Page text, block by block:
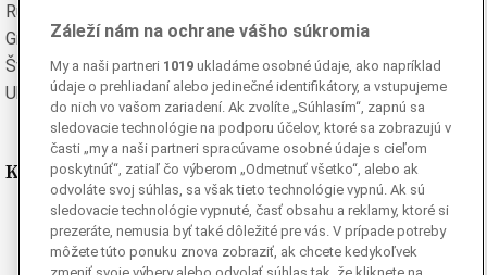
Rumunská
Grécka
Španielska
Švédska
Turecká
Ukrajinská
Vietnamská
Kde nás nájdete
Facebook
Instagram
Záleží nám na ochrane vášho súkromia
My a naši partneri 1019 ukladáme osobné údaje, ako napríklad
údaje o prehliadaní alebo jedinečné identifikátory, a vstupujeme
do nich vo vašom zariadení. Ak zvolíte „Súhlasím“, zapnú sa
sledovacie technológie na podporu účelov, ktoré sa zobrazujú v
časti „my a naši partneri spracúvame osobné údaje s cieľom
poskytnúť“, zatiaľ čo výberom „Odmetnuť všetko“, alebo ak
odvoláte svoj súhlas, sa však tieto technológie vypnú. Ak sú
sledovacie technológie vypnuté, časť obsahu a reklamy, ktoré si
prezeráte, nemusia byť také dôležité pre vás. V prípade potreby
môžete túto ponuku znova zobraziť, ak chcete kedykoľvek